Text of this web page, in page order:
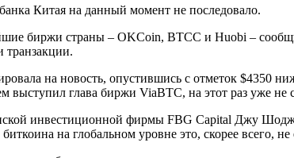
Китая на данный момент не последовало.
биржи страны – OKCoin, BTCC и Huobi –
транзакции.
на новость, опустившись с отметок $4350
выступил глава биржи ViaBTC, на этот раз уже не
инвестиционной фирмы FBG Capital Джу
на глобальном уровне это, скорее всего, не